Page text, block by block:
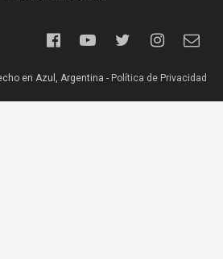
en Azul, Argentina - Política de Privacidad